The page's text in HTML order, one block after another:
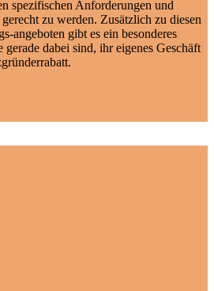
spezifischen Anforderungen und
zu werden. Zusätzlich zu diesen
angeboten gibt es ein besonderes
dabei sind, ihr eigenes Geschäft